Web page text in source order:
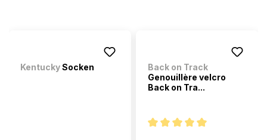
KentuckySocken
Back on Track
Genouillère velcro
Back on Tra...